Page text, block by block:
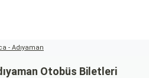
- Adıyaman
Otobüs Biletleri